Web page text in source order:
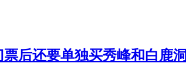
后还要单独买秀峰和白鹿